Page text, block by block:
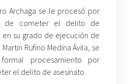
Archaga se le procesó por
de cometer el delito de
su grado de ejecución de
Rufino Medina Ávila, se
procesamiento por
el delito de asesinato.